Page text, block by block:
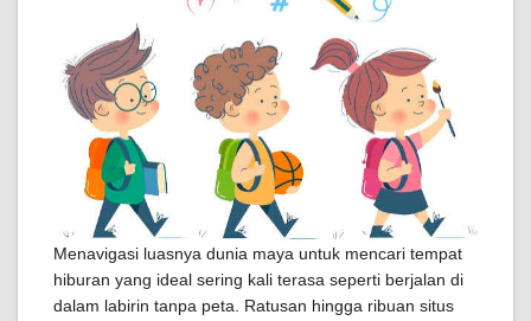
Menavigasi luasnya dunia maya untuk mencari tempat
hiburan yang ideal sering kali terasa seperti berjalan di
dalam labirin tanpa peta. Ratusan hingga ribuan situs